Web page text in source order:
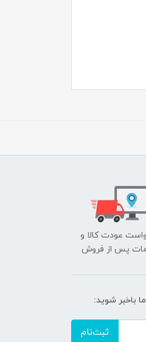
عودت کالا و
پس از فروش
باخبر شوید:
ثبت‌نام